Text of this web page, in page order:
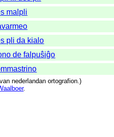
malpli
pli da kialo
de falpuŝiĝo
nederlandan ortografion.)
.